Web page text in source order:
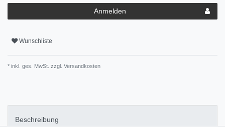
Anmelden
Wunschliste
* inkl. ges. MwSt. zzgl. Versandkosten
Beschreibung